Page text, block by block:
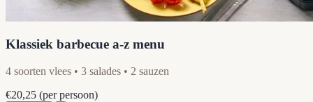
Klassiek barbecue a-z menu
4 soorten vlees • 3 salades • 2 sauzen
€20,25 (per persoon)